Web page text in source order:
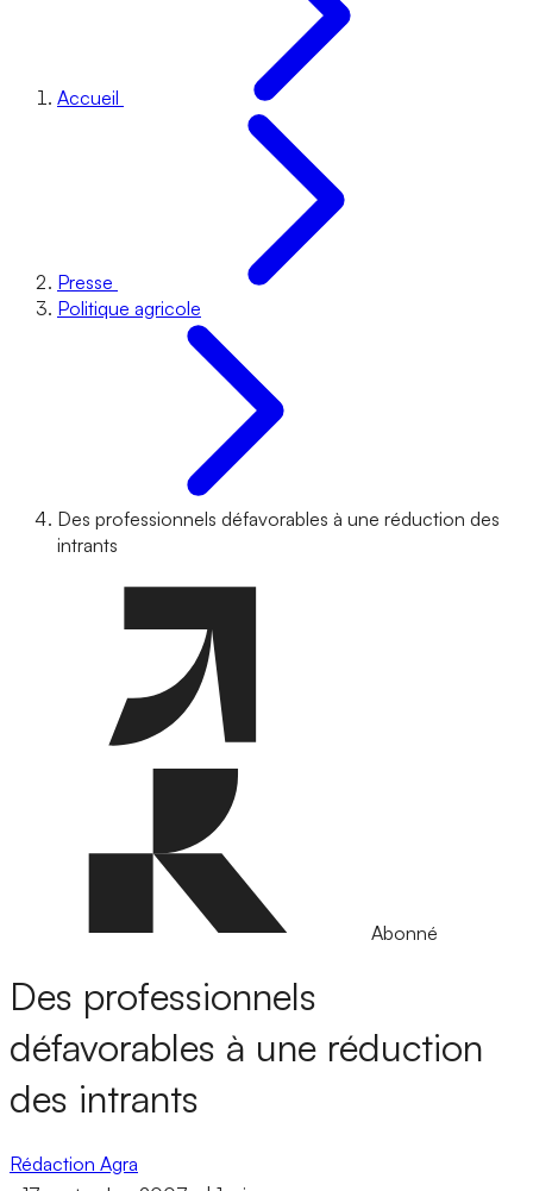
Accueil
Presse
Politique agricole
Des professionnels défavorables à une réduction des
intrants
Abonné
Des professionnels
défavorables à une réduction
des intrants
Rédaction Agra